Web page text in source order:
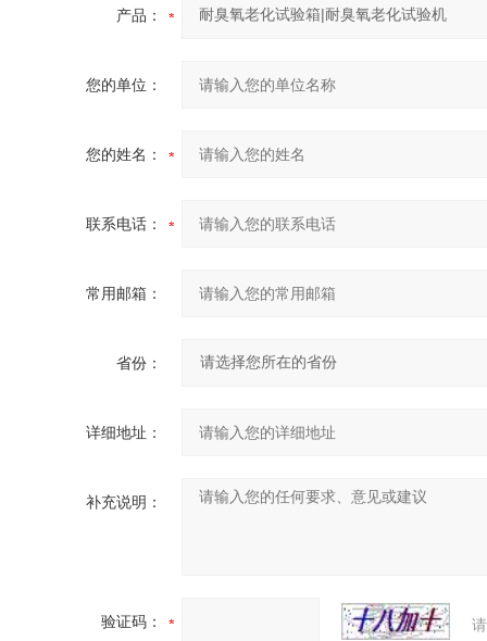
产品：
您的单位：
您的姓名：
联系电话：
常用邮箱：
省份：
详细地址：
补充说明：
验证码：